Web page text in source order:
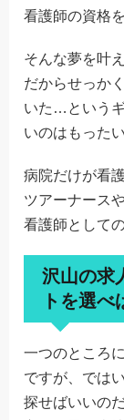
看護師の資格
そんな夢を叶
だからせっか
いた…という
いのはもった
病院だけが看
ツアーナース
看護師として
沢山の求
トを選
一つのところ
ですが、では
探せばいいの